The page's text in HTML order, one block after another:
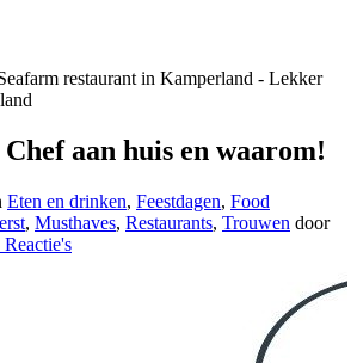
aan huis en waarom!
Eten en drinken, Feestdagen, Food
, Musthaves, Restaurants, Trouwen door
Reactie's